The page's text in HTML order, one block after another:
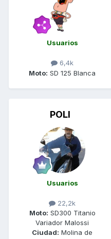
Usuarios
6,4k
Moto: SD 125 Blanca
POLI
Usuarios
22,2k
Moto: SD300 Titanio
Variador Malossi
Ciudad: Molina de